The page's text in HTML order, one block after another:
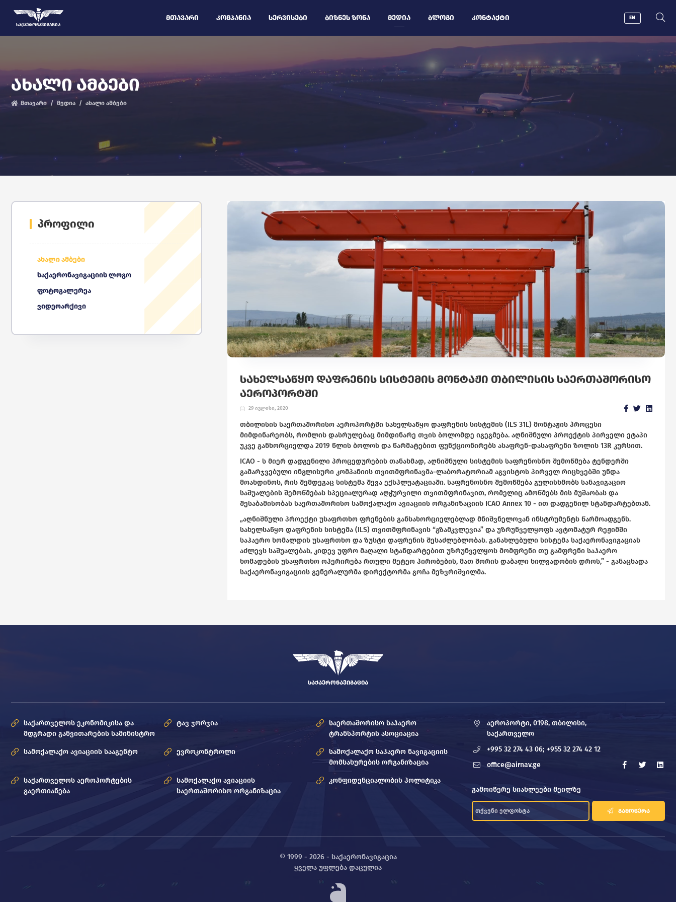
ᲡᲐᲥᲐᲔᲠᲝᲜᲐᲕᲘᲒᲐᲪᲘᲐ
ᲛᲗᲐᲕᲐᲠᲘ ᲙᲝᲛᲞᲐᲜᲘᲐ ᲡᲔᲠᲕᲘᲡᲔᲑᲘ ᲑᲘᲖᲜᲔᲡ ᲖᲝᲜᲐ ᲛᲔᲓᲘᲐ ᲑᲚᲝᲒᲘ ᲙᲝᲜᲢᲐᲥᲢᲘ EN
ᲐᲮᲐᲚᲘ ᲐᲛᲑᲔᲑᲘ
მთავარი მედია ახალი ამბები
პროფილი
ახალი ამბები
საქაერონავიგაციის ლოგო
ფოტოგალერეა
ვიდეოარქივი
ᲡᲐᲮᲔᲚᲡᲐᲬᲧᲝ ᲓᲐᲤᲠᲔᲜᲘᲡ ᲡᲘᲡᲢᲔᲛᲘᲡ ᲛᲝᲜᲢᲐᲟᲘ ᲗᲑᲘᲚᲘᲡᲘᲡ ᲡᲐᲔᲠᲗᲐᲨᲝᲠᲘᲡᲝ
ᲐᲔᲠᲝᲞᲝᲠᲢᲨᲘ
29 ივლისი, 2020
თბილისის საერთაშორისო აეროპორტში სახელსაწყო დაფრენის სისტემის (ILS 31L) მონტაჟის პროცესი
მიმდინარეობს, რომლის დასრულებაც მიმდინარე თვის ბოლომდე იგეგმება. აღნიშნული პროექტის პირველი ეტაპი
უკვე განხორციელდა 2019 წლის ბოლოს და წარმატებით ფუნქციონირებს ასაფრენ-დასაფრენი ზოლის 13R კურსით.
ICAO - ს მიერ დადგენილი პროცედურების თანახმად, აღნიშნული სისტემის საფრენოსნო შემოწმება ტენდერში
გამარჯვებული ინგლისური კომპანიის თვითმფრინავმა-ლაბორატორიამ აგვისტოს პირველ რიცხვებში უნდა
მოახდინოს, რის შემდეგაც სისტემა შევა ექსპლუატაციაში. საფრენოსნო შემოწმება გულისხმობს სანავიგაციო
საშუალების შემოწმებას სპეციალურად აღჭურვილი თვითმფრინავით, რომელიც ამოწმებს მის მუშაობას და
შესაბამისობას საერთაშორისო სამოქალაქო ავიაციის ორგანიზაციის ICAO Annex 10 - ით დადგენილ სტანდარტებთან.
„აღნიშნული პროექტი უსაფრთხო ფრენების განსახორციელებლად მნიშვნელოვან ინსტრუმენტს წარმოადგენს.
სახელსაწყო დაფრენის სისტემა (ILS) თვითმფრინავის “გზამკვლევია” და უზრუნველყოფს ავტომატურ რეჟიმში
საჰაერო ხომალდის უსაფრთხო და ზუსტი დაფრენის შესაძლებლობას. განახლებული სისტემა საქაერონავიგაციას
აძლევს საშუალებას, კიდევ უფრო მაღალი სტანდარტებით უზრუნველყოს მომფრენი თუ გამფრენი საჰაერო
ხომადების უსაფრთხო ოპერირება რთული მეტეო პირობების, მათ შორის დაბალი ხილვადობის დროს,” - განაცხადა
საქაერონავიგაციის გენერალურმა დირექტორმა გოჩა მეზვრიშვილმა.
ᲡᲐᲥᲐᲔᲠᲝᲜᲐᲕᲘᲒᲐᲪᲘᲐ
საქართველოს ეკონომიკისა და
მდგრადი განვითარების სამინისტრო
ტავ ჯორჯია
საერთაშორისო საჰაერო
ტრანსპორტის ასოციაცია
სამოქალაქო ავიაციის სააგენტო ევროკონტროლი
სამოქალაქო საჰაერო ნავიგაციის
მომსახურების ორგანიზაცია
საქართველოს აეროპორტების
გაერთიანება
სამოქალაქო ავიაციის
საერთაშორისო ორგანიზაცია
კონფიდენციალობის პოლიტიკა
აეროპორტი, 0198, თბილისი,
საქართველო
+995 32 274 43 06; +955 32 274 42 12
office@airnav.ge
გამოიწერე სიახლეები მეილზე
ᲒᲐᲛᲝᲬᲔᲠᲐ
© 1999 - 2026 - საქაერონავიგაცია
ყველა უფლება დაცულია